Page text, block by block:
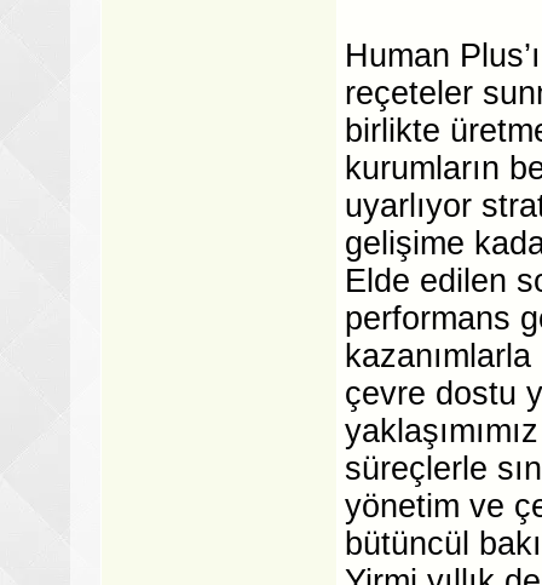
Human
reçeteler
birlikte
kurumların
uyarlıyor
gelişime
Elde edilen
performans
çevre dostu
süreçlerle
yönetim ve
bütüncül